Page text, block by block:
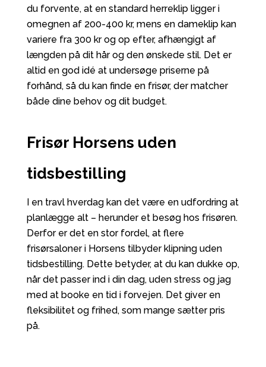
du forvente, at en standard herreklipligger i
omegnen af 200-400 kr, mens en dameklipkan
variere fra 300 kr og op efter, afhængigt af
længden på dit hår og den ønskede stil. Det er
altid en god idé at undersøge priserne på
forhånd, så du kan finde en frisør, der matcher
både dine behov og dit budget.
Frisør Horsens uden
tidsbestilling
I en travl hverdag kan det være en udfordring at
planlægge alt – herunder et besøg hos frisøren.
Derfor er det en stor fordel, at flere
frisørsaloner i Horsens tilbyder klipning uden
tidsbestilling. Dette betyder, at du kan dukke op,
når det passer ind i din dag, uden stress og jag
med at booke en tid i forvejen. Det giver en
fleksibilitet og frihed, som mange sætter pris
på.